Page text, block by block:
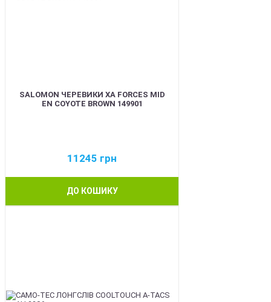
SALOMON ЧЕРЕВИКИ XA FORCES MID
EN COYOTE BROWN 149901
11245 грн
ДО КОШИКУ